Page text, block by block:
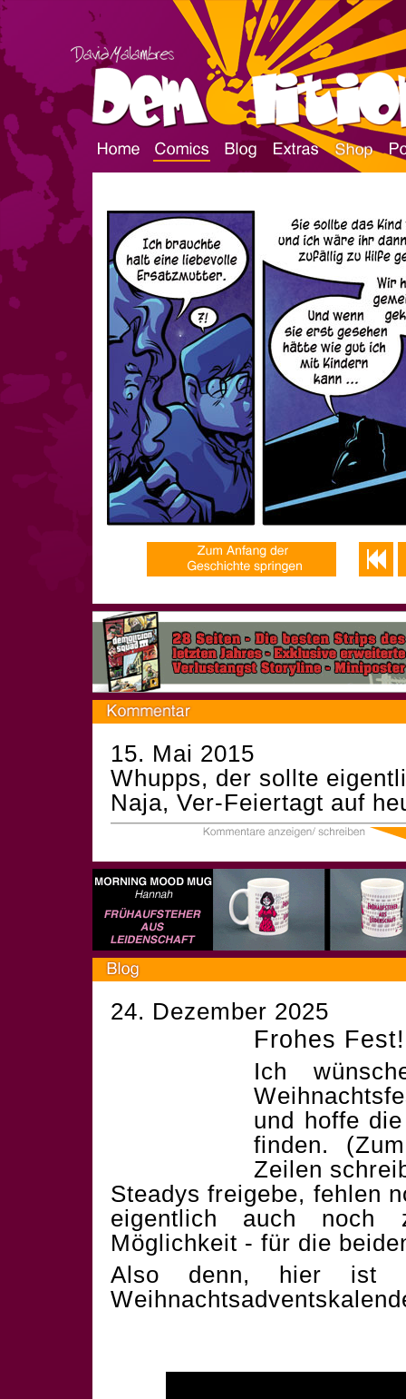
15. Mai 2015
Whupps, der sollte
Naja, Ver-Feiertagt auf
24. Dezember 2025
Frohes Fest!
Ich
und hoffe
finden.
Zeilen
Steadys freigebe, fehlen
eigentlich auch noch
Möglichkeit - für die
Also denn, hier ist